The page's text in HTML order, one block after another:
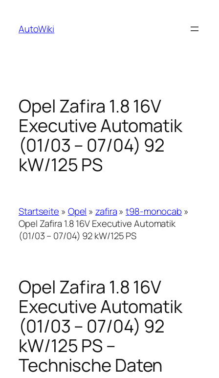
springen
AutoWiki
Opel Zafira 1.8 16V
Executive Automatik
(01/03 – 07/04) 92
kW/125 PS
Startseite » Opel »zafira»t98-monocab »
Opel Zafira 1.8 16V Executive Automatik
(01/03 – 07/04) 92 kW/125 PS
Opel Zafira 1.8 16V
Executive Automatik
(01/03 – 07/04) 92
kW/125 PS –
Technische Daten